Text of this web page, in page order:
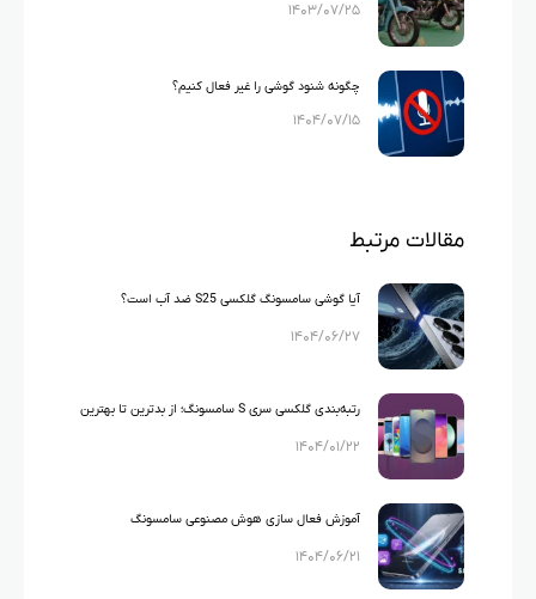
۱۴۰۳/۰۷/۲۵
چگونه شنود گوشی را غیر فعال کنیم؟
۱۴۰۴/۰۷/۱۵
مقالات مرتبط
آیا گوشی سامسونگ گلکسی S25 ضد آب است؟
۱۴۰۴/۰۶/۲۷
رتبه‌بندی گلکسی سری S سامسونگ؛ از بدترین تا بهترین
۱۴۰۴/۰۱/۲۲
آموزش فعال سازی هوش مصنوعی سامسونگ
۱۴۰۴/۰۶/۲۱